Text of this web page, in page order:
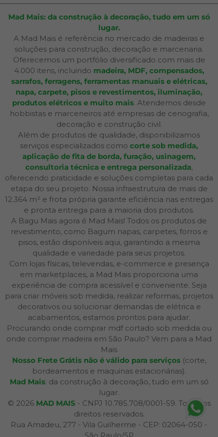
Mad Mais: da construção à decoração, tudo em um só
lugar.
A Mad Mais é referência no mercado de madeiras e
soluções para construção, decoração e marcenaria.
Oferecemos um portfólio diversificado com mais de
4.000 itens, incluindo madeira, MDF, compensados,
sarrafos, ferragens, ferramentas manuais e elétricas,
napa, carpete, pisos e revestimentos, iluminação,
produtos elétricos e muito mais. Atendemos desde
hobbistas e marceneiros até empresas de cenografia,
decoração e construção civil.
Além de produtos de qualidade, disponibilizamos
serviços especializados como corte sob medida,
aplicação de fita de borda, furação, usinagem,
consultoria técnica e entrega personalizada,
oferecendo praticidade e soluções completas para cada
etapa do seu projeto. Nossa infraestrutura de mais de
12.364 m² e frota própria garante eficiência nas entregas
e pronta entrega para a maioria dos produtos.
A Bagu Mais agora é Mad Mais! Todos os produtos de
revestimento, como Bagum napas, carpetes, forros e
pisos, estão disponíveis aqui, garantindo a mesma
qualidade e variedade para seus projetos.
Com lojas físicas, televendas, e-commerce e presença
em marketplaces, a Mad Mais proporciona uma
experiência de compra acessível e conveniente. Seja
para criar móveis sob medida, realizar reformas, projetos
decorativos ou solucionar demandas de elétrica e
acabamentos, estamos prontos para ajudar.
Procurando onde comprar mdf cortado sob medida ou
onde comprar madeira em São Paulo? Vem para a Mad
Mais
Nosso Frete Grátis não é válido para serviços(corte,
bordeamentos e maquinas estacionárias).
Mad Mais: da construção à decoração, tudo em um só
lugar.
© 2026 MAD MAIS - CNPJ 10.785.708/0001-59. Todos os
direitos reservados.
Rua Amadeu, 277 - Vila Guilherme - CEP: 02064-050 -